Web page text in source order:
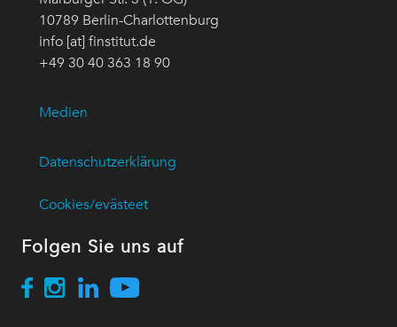
10789 Berlin-Charlottenburg
info [at] finstitut.de
+49 30 40 363 18 90
Medien
Datenschutzerklärung
Cookies/evästeet
Folgen Sie uns auf